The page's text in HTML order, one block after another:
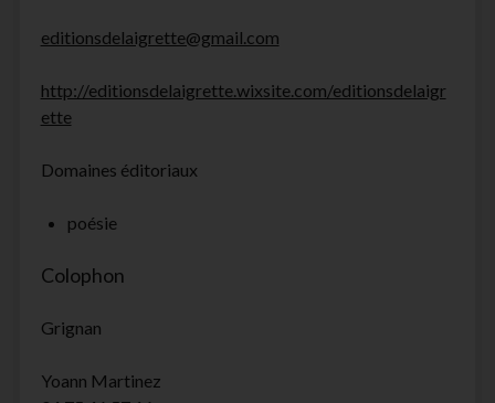
editionsdelaigrette@gmail.com
http://editionsdelaigrette.wixsite.com/editionsdelaigr
ette
Domaines éditoriaux
poésie
Colophon
Grignan
Yoann Martinez